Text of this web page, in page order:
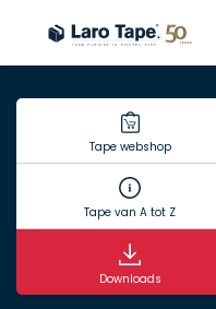
Tape webshop
Tape van A tot Z
Downloads